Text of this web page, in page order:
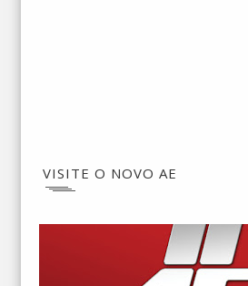
VISITE O NOVO AE